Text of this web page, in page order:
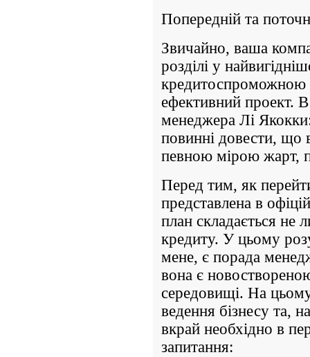
Попередній та
Звичайно, ваша
розділі у
кредитоспроможною
ефективний проект.
менеджера Лі
повинні довести, що
певною мірою жарт,
Перед тим, як
представлена в
план складається не
кредиту. У цьому
мене, є порада
вона є
середовищі. На
ведення бізнесу та,
вкрай необхідно в
запитання: